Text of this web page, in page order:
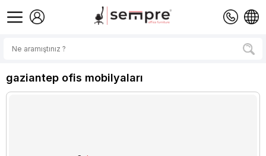
gaziantep ofis mobilyaları